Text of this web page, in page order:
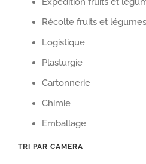
Récolte fruits et légumes
Logistique
Plasturgie
Cartonnerie
Chimie
Emballage
TRI PAR CAMERA